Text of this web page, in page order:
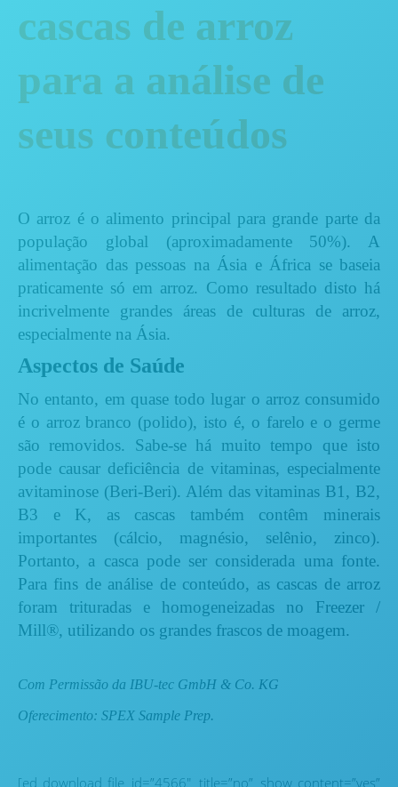
cascas de arroz
para a análise de
seus conteúdos
O arroz é o alimento principal para grande parte da
população global (aproximadamente 50%). A
alimentação das pessoas na Ásia e África se baseia
praticamente só em arroz. Como resultado disto há
incrivelmente grandes áreas de culturas de arroz,
especialmente na Ásia.
Aspectos de Saúde
No entanto, em quase todo lugar o arroz consumido
é o arroz branco (polido), isto é, o farelo e o germe
são removidos. Sabe-se há muito tempo que isto
pode causar deficiência de vitaminas, especialmente
avitaminose (Beri-Beri). Além das vitaminas B1, B2,
B3 e K, as cascas também contêm minerais
importantes (cálcio, magnésio, selênio, zinco).
Portanto, a casca pode ser considerada uma fonte.
Para fins de análise de conteúdo, as cascas de arroz
foram trituradas e homogeneizadas no Freezer /
Mill®, utilizando os grandes frascos de moagem.
Com Permissão da IBU-tec GmbH & Co. KG
Oferecimento: SPEX Sample Prep.
[ed_download_file id=”4566″ title=”no” show_content=”yes”